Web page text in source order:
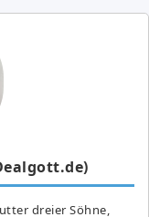
dreier Söhne,